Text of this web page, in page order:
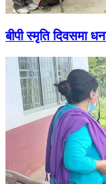
बीपी स्मृति दिवसमा